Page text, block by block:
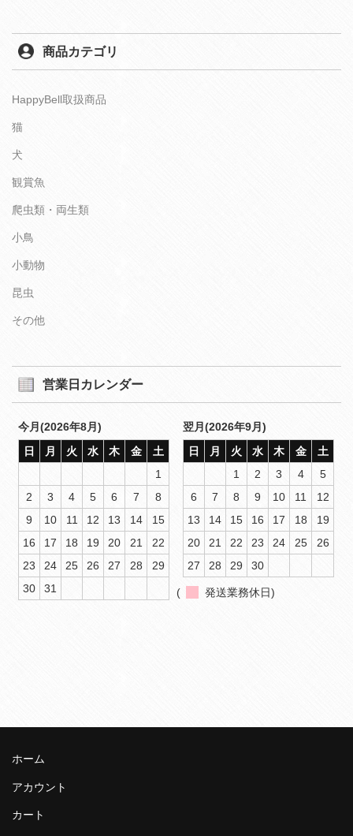
商品カテゴリ
HappyBell取扱商品
猫
犬
観賞魚
爬虫類・両生類
小鳥
小動物
昆虫
その他
営業日カレンダー
今月(2026年8月)
日
月 火 水 木 金
土
1
2
3 4 5 6 7
8
9
10 11 12 13 14
15
16
17 18 19 20 21
22
23
24 25 26 27 28
29
30
31
翌月(2026年9月)
日
月 火 水 木 金
土
1
2 3 4
5
6
7 8 9 10 11
12
13
14 15 16 17 18
19
20
21 22 23 24 25
26
27
28 29 30
( 発送業務休日)
ホーム
アカウント
カート